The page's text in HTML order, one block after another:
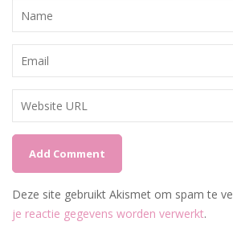
Deze site gebruikt Akismet om spam te
je reactie gegevens worden verwerkt.